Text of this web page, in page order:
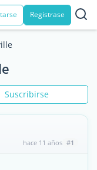
Registrase
Suscribirse
hace 11 años #1